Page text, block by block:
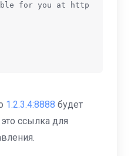
for you at http
1.2.3.4:8888 будет
ссылка для